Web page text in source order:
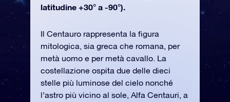
latitudine +30° a -90°).
Il Centauro rappresenta la figura
mitologica, sia greca che romana, per
metà uomo e per metà cavallo. La
costellazione ospita due delle dieci
stelle più luminose del cielo nonché
l’astro più vicino al sole, Alfa Centauri, a